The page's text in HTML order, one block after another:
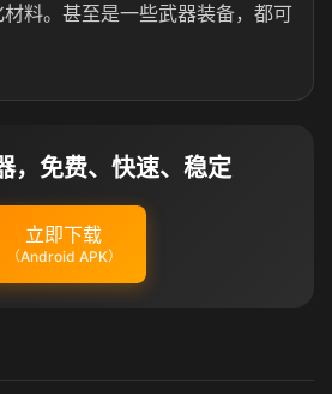
料。甚至是一些武器装备，都可
，免费、快速、稳定
立即下载
（Android APK）